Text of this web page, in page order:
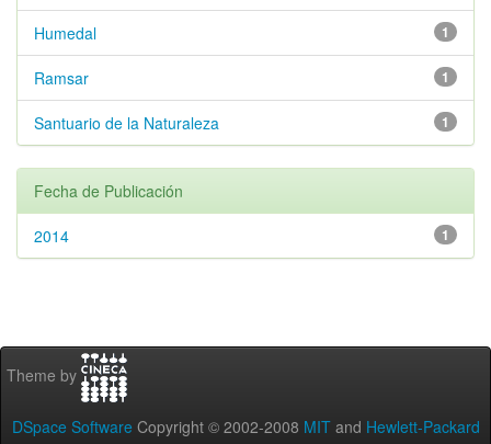
1
Humedal
1
Ramsar
1
Santuario de la Naturaleza
Fecha de Publicación
1
2014
Theme by
DSpace Software Copyright © 2002-2008 MIT and Hewlett-Packard